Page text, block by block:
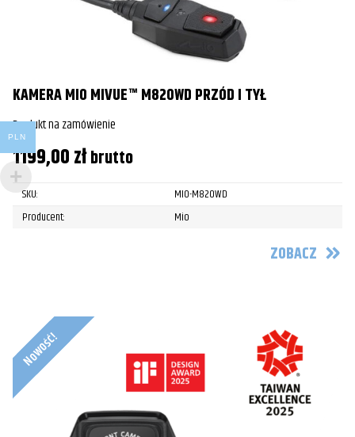
KAMERA MIO MIVUE™ M820WD PRZÓD I TYŁ
Produkt na zamówienie
1199,00złbrutto
SKU:
MIO-M820WD
Producent:
Mio
ZOBACZ
Nowość!
PLN